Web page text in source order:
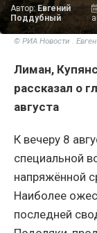
Автор:Евгений
Поддубный
© РИА Новости .
Лиман,
рассказал о
августа
К вечеру 8
специальной
напряжённой
Наиболее
последней